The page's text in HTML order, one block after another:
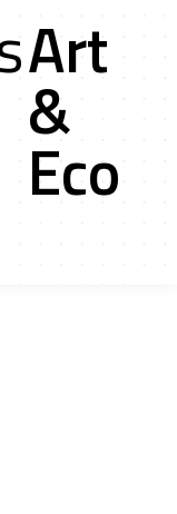
Art
&
Eco